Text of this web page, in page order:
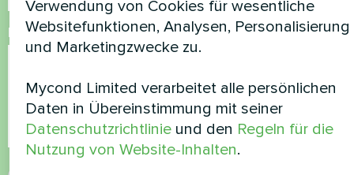
Kommentar
Verwendung von Cookies für wesentliche
Websitefunktionen, Analysen, Personalisierung
und Marketingzwecke zu.
Mycond Limited verarbeitet alle persönlichen
Daten in Übereinstimmung mit seiner
Datenschutzrichtlinieund den Regeln für die
Nutzung von Website-Inhalten.